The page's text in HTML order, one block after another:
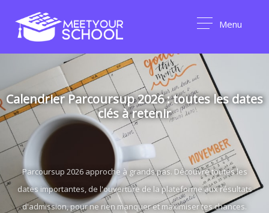
Menu
Calendrier Parcoursup 2026 : toutes les dates
clés à retenir
Parcoursup 2026 approche à grands pas. Découvre toutes les
dates importantes, de l'ouverture de la plateforme aux résultats
d'admission, pour ne rien manquer et maximiser tes chances.